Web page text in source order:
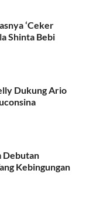
‘Ceker
Shinta Bebi
Dukung Ario
Debutan
Kebingungan